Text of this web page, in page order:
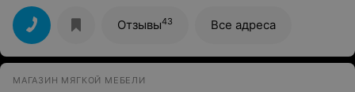
заказ. В моем случае приехал через 3 месяца без всех
деталей. Деньги вернули не все. На репутацию и
отзывы плевать. Прочитайте о их работе на других
ресурсах, поймете с кем имеете дело.
Отзывы43 Все адреса
МАГАЗИН МЯГКОЙ МЕБЕЛИ